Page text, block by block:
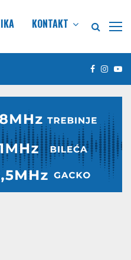
KONTAKT
Facebook